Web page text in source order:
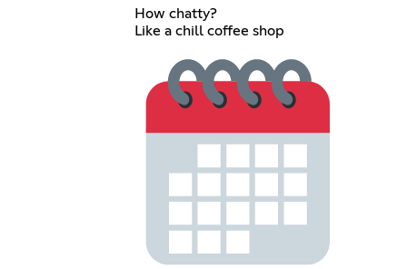
How chatty?
Like a chill coffee shop